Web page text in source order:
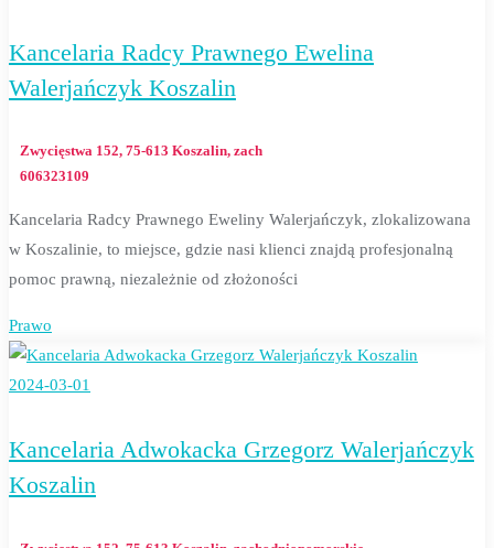
Kancelaria Radcy Prawnego Ewelina
Walerjańczyk Koszalin
Zwycięstwa 152, 75-613 Koszalin, zach
606323109
Kancelaria Radcy Prawnego Eweliny Walerjańczyk, zlokalizowana
w Koszalinie, to miejsce, gdzie nasi klienci znajdą profesjonalną
pomoc prawną, niezależnie od złożoności
Prawo
2024-03-01
Kancelaria Adwokacka Grzegorz Walerjańczyk
Koszalin